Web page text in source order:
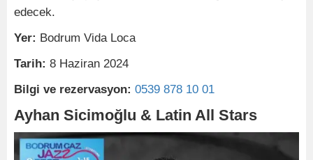
edecek.
Yer: Bodrum Vida Loca
Tarih: 8 Haziran 2024
Bilgi ve rezervasyon: 0539 878 10 01
Ayhan Sicimoğlu & Latin All Stars